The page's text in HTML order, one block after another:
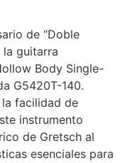
de “Doble
la guitarra
Body Single-
G5420T-140.
facilidad de
instrumento
de Gretsch al
esenciales para